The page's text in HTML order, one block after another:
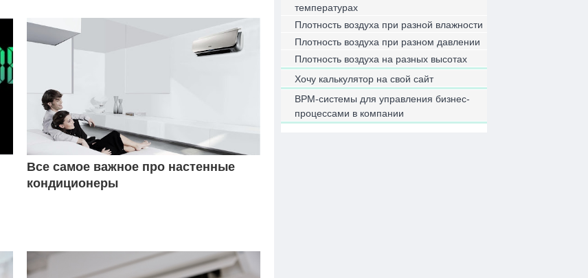
Все самое важное про настенные
кондиционеры
температурах
Плотность воздуха при разной влажности
Плотность воздуха при разном давлении
Плотность воздуха на разных высотах
Хочу калькулятор на свой сайт
BPM-системы для управления бизнес-
процессами в компании